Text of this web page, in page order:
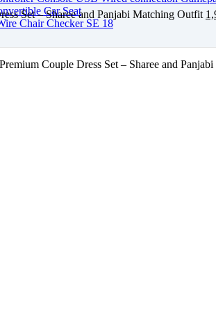
Car Seat
Chair Checker SE 18
Set – Sharee and Panjabi Matching Outfit
Premium Couple Dress Set – Sharee and